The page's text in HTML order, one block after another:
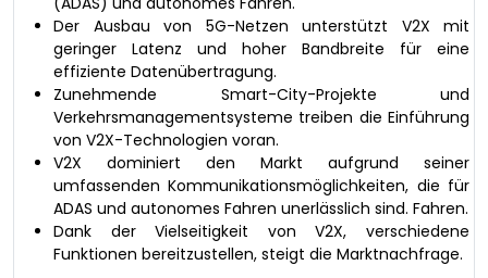
Der Ausbau von 5G-Netzen unterstützt V2X mit
geringer Latenz und hoher Bandbreite für eine
effiziente Datenübertragung.
Zunehmende Smart-City-Projekte und
Verkehrsmanagementsysteme treiben die Einführung
von V2X-Technologien voran.
V2X dominiert den Markt aufgrund seiner
umfassenden Kommunikationsmöglichkeiten, die für
ADAS und autonomes Fahren unerlässlich sind. Fahren.
Dank der Vielseitigkeit von V2X, verschiedene
Funktionen bereitzustellen, steigt die Marktnachfrage.